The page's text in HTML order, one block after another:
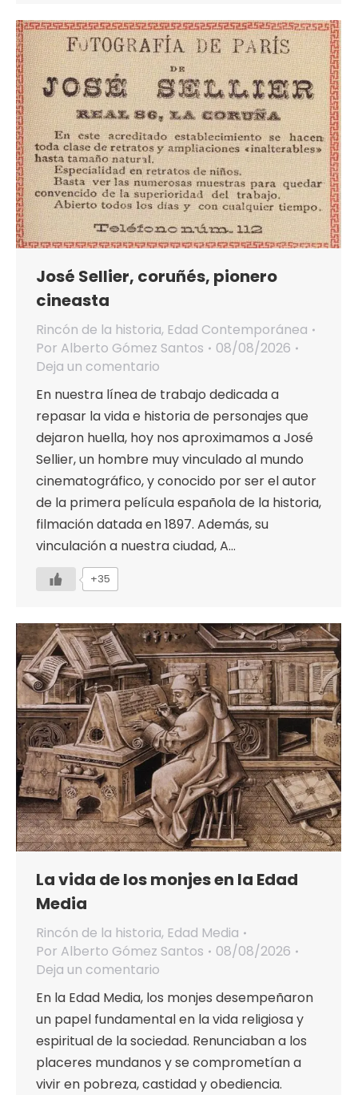
José Sellier, coruñés, pionero
cineasta
Rincón de la historia, Edad Contemporánea
Por Alberto Gómez Santos
08/08/2026
Deja un comentario
En nuestra línea de trabajo dedicada a
repasar la vida e historia de personajes que
dejaron huella, hoy nos aproximamos a José
Sellier, un hombre muy vinculado al mundo
cinematográfico, y conocido por ser el autor
de la primera película española de la historia,
filmación datada en 1897. Además, su
vinculación a nuestra ciudad, A…
+35
La vida de los monjes en la Edad
Media
Rincón de la historia, Edad Media
Por Alberto Gómez Santos
08/08/2026
Deja un comentario
En la Edad Media, los monjes desempeñaron
un papel fundamental en la vida religiosa y
espiritual de la sociedad. Renunciaban a los
placeres mundanos y se comprometían a
vivir en pobreza, castidad y obediencia.